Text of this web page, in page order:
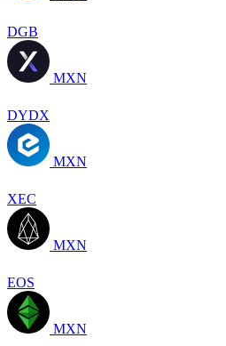
DGB
MXN
DYDX
MXN
XEC
MXN
EOS
MXN